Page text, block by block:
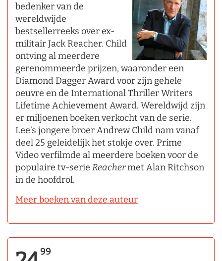
bedenker van de
wereldwijde
bestsellerreeks over ex-
militair Jack Reacher. Child
ontving al meerdere
gerenommeerde prijzen, waaronder een
Diamond Dagger Award voor zijn gehele
oeuvre en de International Thriller Writers
Lifetime Achievement Award. Wereldwijd zijn
er miljoenen boeken verkocht van de serie.
Lee’s jongere broer Andrew Child nam vanaf
deel 25 geleidelijk het stokje over. Prime
Video verfilmde al meerdere boeken voor de
populaire tv-serie Reachermet Alan Ritchson
in de hoofdrol.
Meer boeken van deze auteur
99